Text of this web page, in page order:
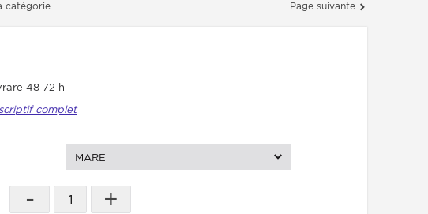
Page suivante
catégorie
48-72 h
complet
MARE
- +